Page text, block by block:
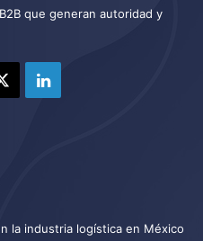
que generan autoridad y
LinkedIn
la industria logística en México